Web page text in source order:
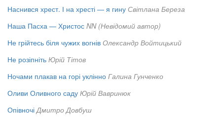
Наснився хрест. І на хресті — я гину Світлана Береза
Наша Пасха — Христос NN (Невідомий автор)
Не грійтесь біля чужих вогнів Олександр Войтицький
Не розіпніть Юрій Тітов
Ночами плакав на горі уклінно Галина Гунченко
Оливи Оливного саду Юрій Вавринюк
Опівночі Дмитро Довбуш